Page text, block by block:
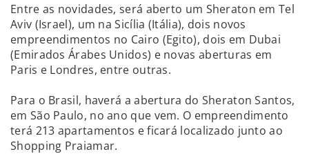
Entre as novidades, será aberto um Sheraton em Tel
Aviv (Israel), um na Sicília (Itália), dois novos
empreendimentos no Cairo (Egito), dois em Dubai
(Emirados Árabes Unidos) e novas aberturas em
Paris e Londres, entre outras.
Para o Brasil, haverá a abertura do Sheraton Santos,
em São Paulo, no ano que vem. O empreendimento
terá 213 apartamentos e ficará localizado junto ao
Shopping Praiamar.